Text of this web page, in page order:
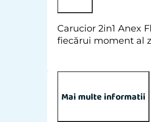
Carucior 2in1 Anex
fiecărui moment al
Mai multe informatii